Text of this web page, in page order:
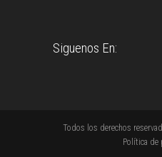
Siguenos En:
Todos los derechos
Política de